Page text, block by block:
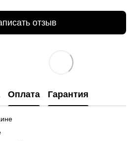
отзыв
Оплата Гарантия